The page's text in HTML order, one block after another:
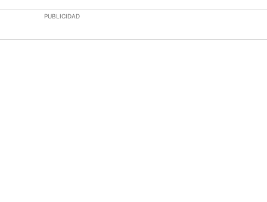
Este listado muestra los artículos con más comentarios en los